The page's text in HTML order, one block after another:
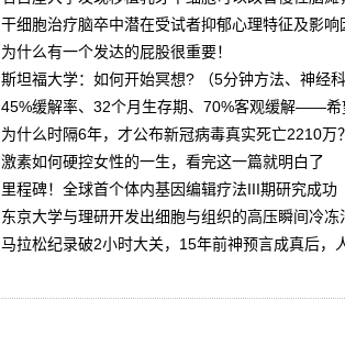
干细胞治疗脑卒中潜在受试者抑郁心理特征及影
为什么有一个发达的屁股很重要！
斯坦福大学：如何开始冥想? （5分钟方法、神经
45%缓解率、32个月生存期、70%客观缓解——希
为什么时隔6年，才公布新冠病毒真实死亡2210万
激素如何硬控女性的一生，看完这一篇就明白了
里程碑！全球首个体内基因编辑疗法III期研究成功
东京大学与理研开发出细胞与组织的高压瞬间冷
马拉松纪录破2小时大关，15年前神预言成真后，